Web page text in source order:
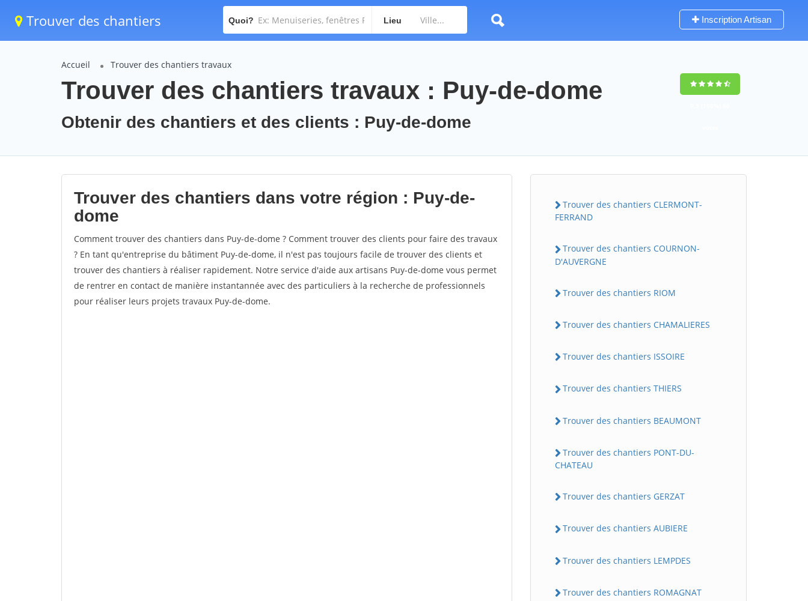
Trouver des chantiers Quoi? Lieu Inscription Artisan
Accueil Trouver des chantiers travaux
Trouver des chantiers travaux : Puy-de-dome
Obtenir des chantiers et des clients : Puy-de-dome
Trouver des chantiers dans votre région : Puy-de-
dome
Comment trouver des chantiers dans Puy-de-dome ? Comment trouver des clients pour faire des travaux
? En tant qu'entreprise du bâtiment Puy-de-dome, il n'est pas toujours facile de trouver des clients et
trouver des chantiers à réaliser rapidement. Notre service d'aide aux artisans Puy-de-dome vous permet
de rentrer en contact de manière instantannée avec des particuliers à la recherche de professionnels
pour réaliser leurs projets travaux Puy-de-dome.
Trouver des chantiers CLERMONT-
FERRAND
Trouver des chantiers COURNON-
D'AUVERGNE
Trouver des chantiers RIOM
Trouver des chantiers CHAMALIERES
Trouver des chantiers ISSOIRE
Trouver des chantiers THIERS
Trouver des chantiers BEAUMONT
Trouver des chantiers PONT-DU-
CHATEAU
Trouver des chantiers GERZAT
Trouver des chantiers AUBIERE
Trouver des chantiers LEMPDES
Trouver des chantiers ROMAGNAT